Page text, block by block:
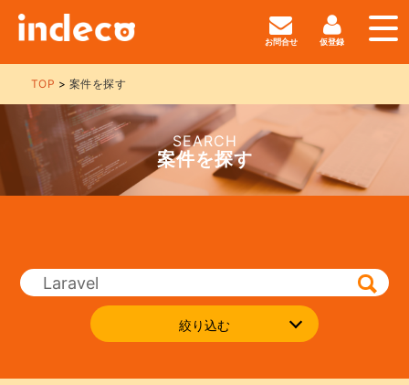
お問合せ 仮登録
TOP 案件を探す
SEARCH
案件を探す
絞り込む